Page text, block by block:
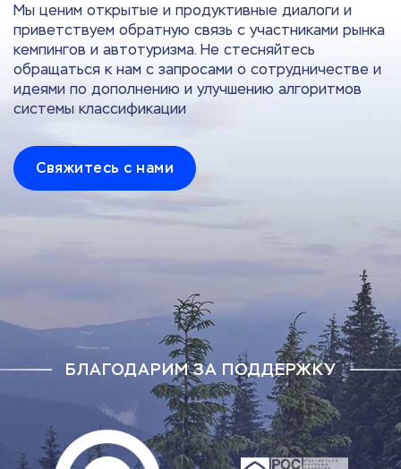
Мы ценим открытые и продуктивные диалоги и
приветствуем обратную связь с участниками рынка
кемпингов и автотуризма. Не стесняйтесь
обращаться к нам с запросами о сотрудничестве и
идеями по дополнению и улучшению алгоритмов
системы классификации
Свяжитесь с нами
БЛАГОДАРИМ ЗА ПОДДЕРЖКУ